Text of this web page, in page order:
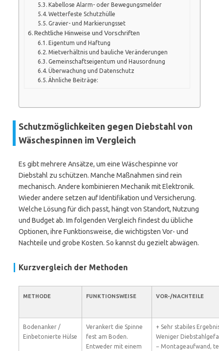
Kabellose Alarm- oder Bewegungsmelder
Wetterfeste Schutzhülle
Gravier- und Markierungsset
Rechtliche Hinweise und Vorschriften
Eigentum und Haftung
Mietverhältnis und bauliche Veränderungen
Gemeinschaftseigentum und Hausordnung
Überwachung und Datenschutz
Ähnliche Beiträge:
Schutzmöglichkeiten gegen Diebstahl von
Wäschespinnen im Vergleich
Es gibt mehrere Ansätze, um eine Wäschespinne vor
Diebstahl zu schützen. Manche Maßnahmen sind rein
mechanisch. Andere kombinieren Mechanik mit Elektronik.
Wieder andere setzen auf Identifikation und Versicherung.
Welche Lösung für dich passt, hängt von Standort, Nutzung
und Budget ab. Im folgenden Vergleich findest du übliche
Optionen, ihre Funktionsweise, die wichtigsten Vor- und
Nachteile und grobe Kosten. So kannst du gezielt abwägen.
Kurzvergleich der Methoden
METHODE FUNKTIONSWEISE VOR-/NACHTEILE
Bodenanker /
Einbetonierte Hülse
Verankert die Spinne
fest am Boden.
Entweder mit einem
+ Sehr stabiles
Weniger
− Montageaufwand,